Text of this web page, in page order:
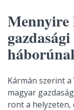
Mennyire
Kármán szerint
magyar
ront a helyzeten,